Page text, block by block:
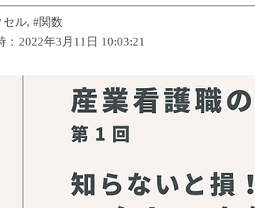
ル, #関数
： 2022年3月11日 10:03:21